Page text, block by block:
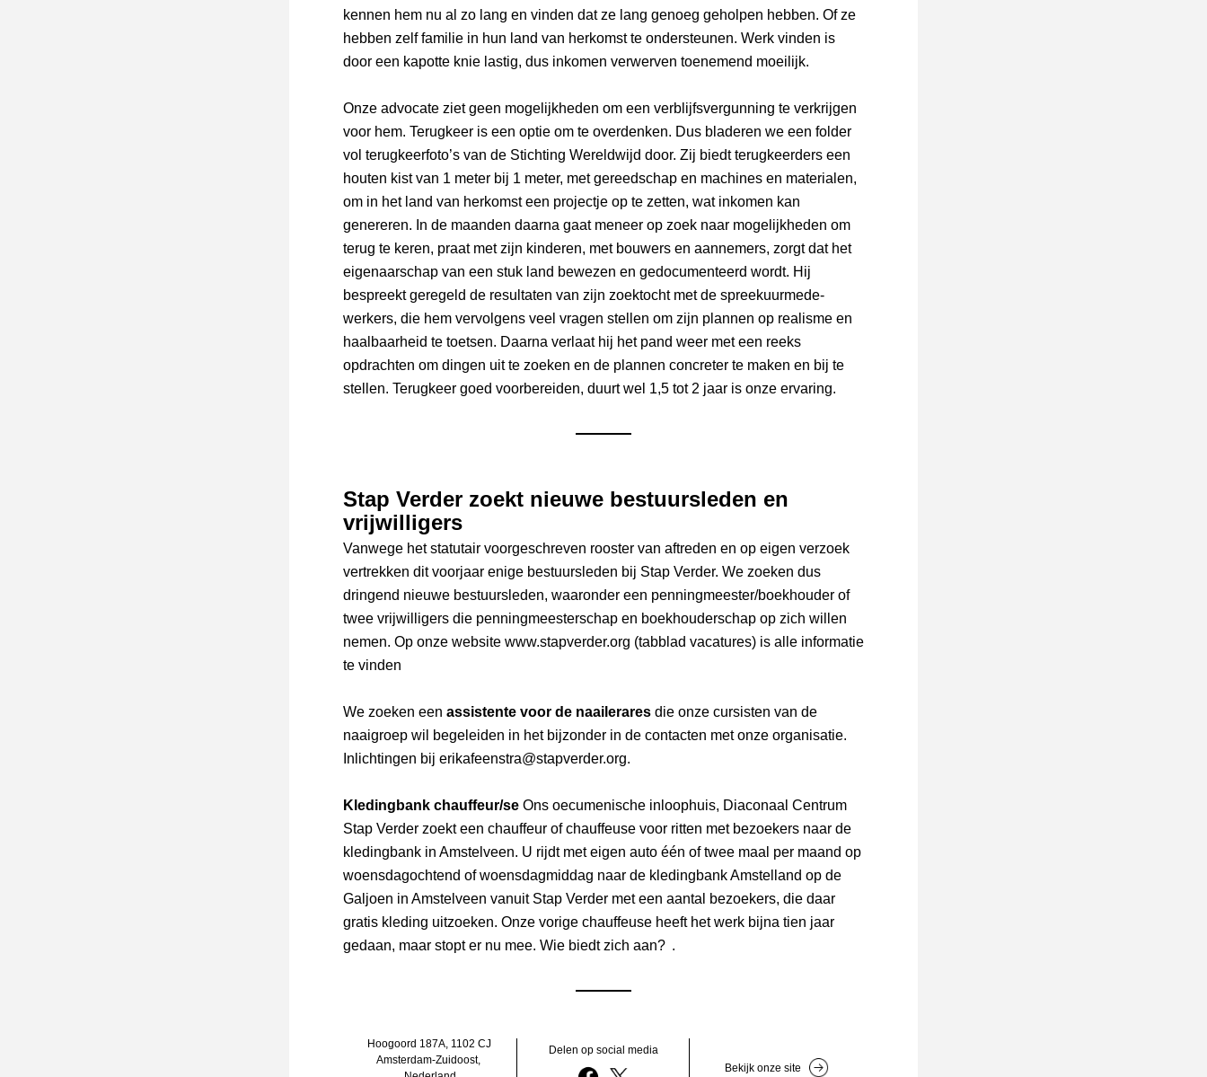
kennen hem nu al zo lang en vinden dat ze lang genoeg geholpen hebben. Of ze
hebben zelf familie in hun land van herkomst te ondersteunen. Werk vinden is
door een kapotte knie lastig, dus inkomen verwerven toenemend moeilijk.
Onze advocate ziet geen mogelijkheden om een verblijfsvergunning te verkrijgen
voor hem. Terugkeer is een optie om te overdenken. Dus bladeren we een folder
vol terugkeerfoto’s van de Stichting Wereldwijd door. Zij biedt terugkeerders een
houten kist van 1 meter bij 1 meter, met gereedschap en machines en materialen,
om in het land van herkomst een projectje op te zetten, wat inkomen kan
genereren. In de maanden daarna gaat meneer op zoek naar mogelijkheden om
terug te keren, praat met zijn kinderen, met bouwers en aannemers, zorgt dat het
eigenaarschap van een stuk land bewezen en gedocumenteerd wordt. Hij
bespreekt geregeld de resultaten van zijn zoektocht met de spreekuurmede-
werkers, die hem vervolgens veel vragen stellen om zijn plannen op realisme en
haalbaarheid te toetsen. Daarna verlaat hij het pand weer met een reeks
opdrachten om dingen uit te zoeken en de plannen concreter te maken en bij te
stellen. Terugkeer goed voorbereiden, duurt wel 1,5 tot 2 jaar is onze ervaring.
Stap Verder zoekt nieuwe bestuursleden en
vrijwilligers
Vanwege het statutair voorgeschreven rooster van aftreden en op eigen verzoek
vertrekken dit voorjaar enige bestuursleden bij Stap Verder. We zoeken dus
dringend nieuwe bestuursleden, waaronder een penningmeester/boekhouder of
twee vrijwilligers die penningmeesterschap en boekhouderschap op zich willen
nemen. Op onze website www.stapverder.org (tabblad vacatures) is alle informatie
te vinden
We zoeken een assistente voor de naailerares die onze cursisten van de
naaigroep wil begeleiden in het bijzonder in de contacten met onze organisatie.
Inlichtingen bij erikafeenstra@stapverder.org.
Kledingbank chauffeur/se Ons oecumenische inloophuis, Diaconaal Centrum
Stap Verder zoekt een chauffeur of chauffeuse voor ritten met bezoekers naar de
kledingbank in Amstelveen. U rijdt met eigen auto één of twee maal per maand op
woensdagochtend of woensdagmiddag naar de kledingbank Amstelland op de
Galjoen in Amstelveen vanuit Stap Verder met een aantal bezoekers, die daar
gratis kleding uitzoeken. Onze vorige chauffeuse heeft het werk bijna tien jaar
gedaan, maar stopt er nu mee. Wie biedt zich aan? .
Hoogoord 187A, 1102 CJ
Amsterdam-Zuidoost,
Delen op social media
Bekijk onze site